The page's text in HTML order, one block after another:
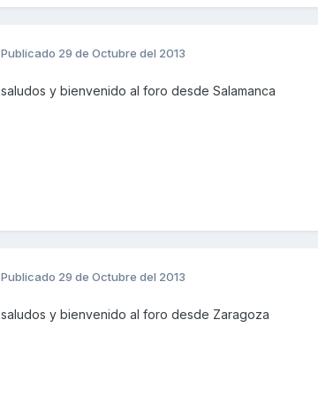
Publicado 29 de Octubre del 2013
saludos y bienvenido al foro desde Salamanca
Publicado 29 de Octubre del 2013
saludos y bienvenido al foro desde Zaragoza